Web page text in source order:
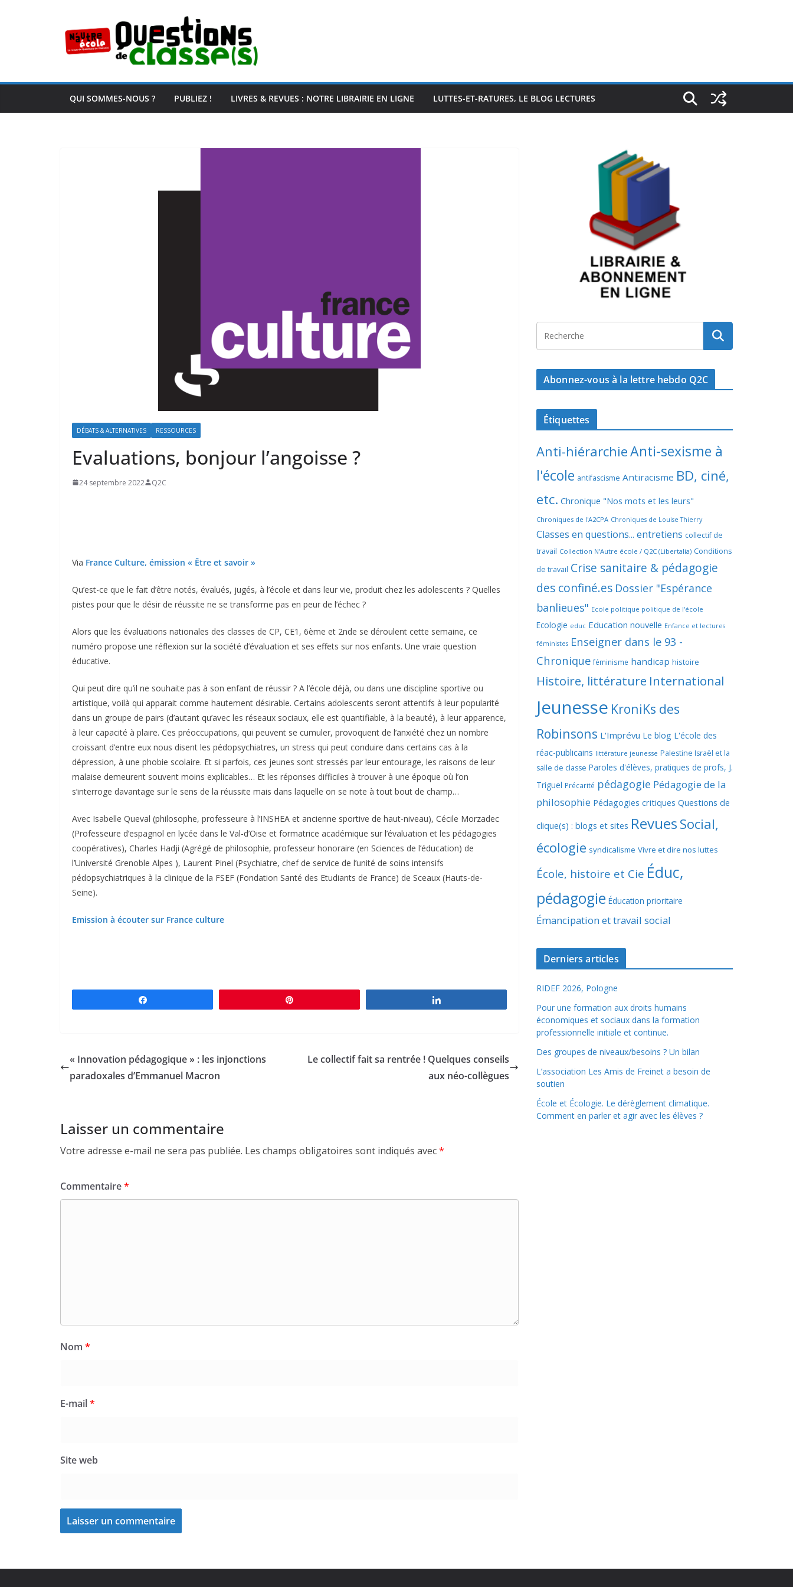
QUI SOMMES-NOUS ? PUBLIEZ ! LIVRES & REVUES : NOTRE LIBRAIRIE EN LIGNE LUTTES-ET-RATURES, LE BLOG LECTURES
DÉBATS & ALTERNATIVES RESSOURCES
Evaluations, bonjour l’angoisse ?
24 septembre 2022 Q2C
Via France Culture, émission « Être et savoir »
Qu’est-ce que le fait d’être notés, évalués, jugés, à l’école et dans leur vie, produit chez les adolescents ? Quelles
pistes pour que le désir de réussite ne se transforme pas en peur de l’échec ?
Alors que les évaluations nationales des classes de CP, CE1, 6ème et 2nde se déroulent cette semaine, ce
numéro propose une réflexion sur la société d’évaluation et ses effets sur nos enfants. Une vraie question
éducative.
Qui peut dire qu’il ne souhaite pas à son enfant de réussir ? A l’école déjà, ou dans une discipline sportive ou
artistique, voilà qui apparait comme hautement désirable. Certains adolescents seront attentifs à leur popularité
dans un groupe de pairs (d’autant qu’avec les réseaux sociaux, elle est quantifiable, à la beauté), à leur apparence,
à leur capacité à plaire. Ces préoccupations, qui peuvent se cumuler, provoquent de l’anxiété chez un nombre
croissant d’entre eux nous disent les pédopsychiatres, un stress qui peut conduire dans certains cas à la
dépression, à une phobie scolaire. Et si parfois, ces jeunes sont stressés par leur entourage, les raisons de leur
malaise demeurent souvent moins explicables… Et les réponses difficiles à trouver à une époque où l’on
s’interroge davantage sur le sens de la réussite mais dans laquelle on se note à tout bout de champ…
Avec Isabelle Queval (philosophe, professeure à l’INSHEA et ancienne sportive de haut-niveau), Cécile Morzadec
(Professeure d’espagnol en lycée dans le Val-d’Oise et formatrice académique sur l’évaluation et les pédagogies
coopératives), Charles Hadji (Agrégé de philosophie, professeur honoraire (en Sciences de l’éducation) de
l’Université Grenoble Alpes ), Laurent Pinel (Psychiatre, chef de service de l’unité de soins intensifs
pédopsychiatriques à la clinique de la FSEF (Fondation Santé des Etudiants de France) de Sceaux (Hauts-de-
Seine).
Emission à écouter sur France culture
« Innovation pédagogique » : les injonctions
paradoxales d’Emmanuel Macron
Le collectif fait sa rentrée ! Quelques conseils
aux néo-collègues
Laisser un commentaire
Votre adresse e-mail ne sera pas publiée. Les champs obligatoires sont indiqués avec*
Commentaire*
Nom *
E-mail*
Site web
Abonnez-vous à la lettre hebdo Q2C
Étiquettes
Anti-hiérarchieAnti-sexisme à
l'école antifascisme Antiracisme BD, ciné,
etc. Chronique "Nos mots et les leurs"
Chroniques de l'A2CPA Chroniques de Louise Thierry
Classes en questions... entretiens collectif de
travail Collection N'Autre école / Q2C (Libertalia) Conditions
de travail Crise sanitaire & pédagogie
des confiné.es Dossier "Espérance
banlieues" Ecole politique politique de l'école
Ecologie educ Education nouvelle Enfance et lectures
féministes Enseigner dans le 93 -
Chronique féminisme handicap histoire
Histoire, littérature International
Jeunesse KroniKs des
Robinsons L'Imprévu Le blog L'école des
réac-publicains littérature jeunesse Palestine Israël et la
salle de classe Paroles d'élèves, pratiques de profs, J.
Triguel Précarité pédagogie Pédagogie de la
philosophie Pédagogies critiques Questions de
clique(s) : blogs et sites RevuesSocial,
écologie syndicalisme Vivre et dire nos luttes
École, histoire et Cie Éduc,
pédagogie Éducation prioritaire
Émancipation et travail social
Derniers articles
RIDEF 2026, Pologne
Pour une formation aux droits humains
économiques et sociaux dans la formation
professionnelle initiale et continue.
Des groupes de niveaux/besoins ? Un bilan
L’association Les Amis de Freinet a besoin de
soutien
École et Écologie. Le dérèglement climatique.
Comment en parler et agir avec les élèves ?